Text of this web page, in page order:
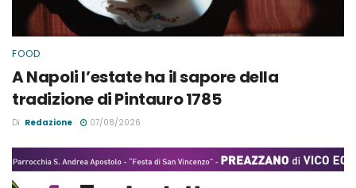
FOOD
A Napoli l’estate ha il sapore della
tradizione di Pintauro 1785
Di Redazione 07/08/2026